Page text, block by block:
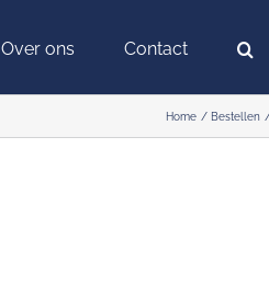
Over ons Contact
Home Bestellen